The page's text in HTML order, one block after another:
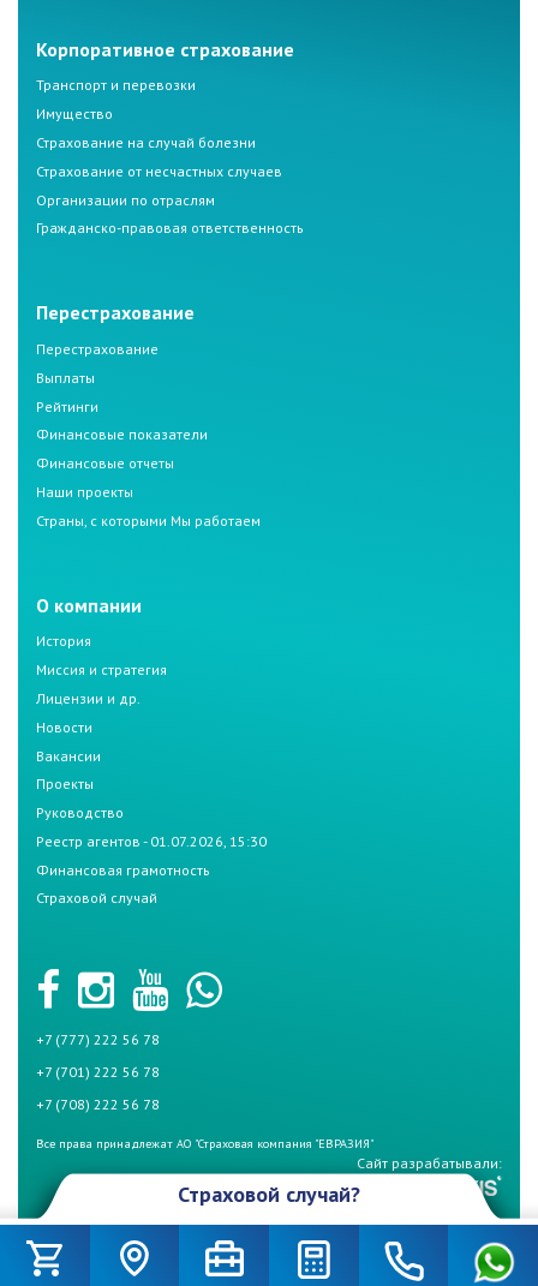
Корпоративное страхование
Транспорт и перевозки
Имущество
Страхование на случай болезни
Страхование от несчастных случаев
Организации по отраслям
Гражданско-правовая ответственность
Перестрахование
Перестрахование
Выплаты
Рейтинги
Финансовые показатели
Финансовые отчеты
Наши проекты
Страны, с которыми Мы работаем
О компании
История
Миссия и стратегия
Лицензии и др.
Новости
Вакансии
Проекты
Руководство
Реестр агентов - 01.07.2026, 15:30
Финансовая грамотность
Страховой случай
+7 (777) 222 56 78
+7 (701) 222 56 78
+7 (708) 222 56 78
Все права принадлежат АО "Страховая компания "ЕВРАЗИЯ"
Сайт разрабатывали:
Страховой случай?
беспокойтесь, если у Вас страховой полис СК «Евразия». Для начала
вызовите дорожную полицию (по номеру – 102) и аварийного комиссара